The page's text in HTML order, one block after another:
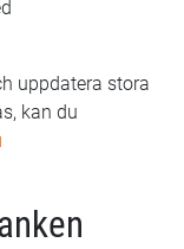
uppdatera stora
kan du